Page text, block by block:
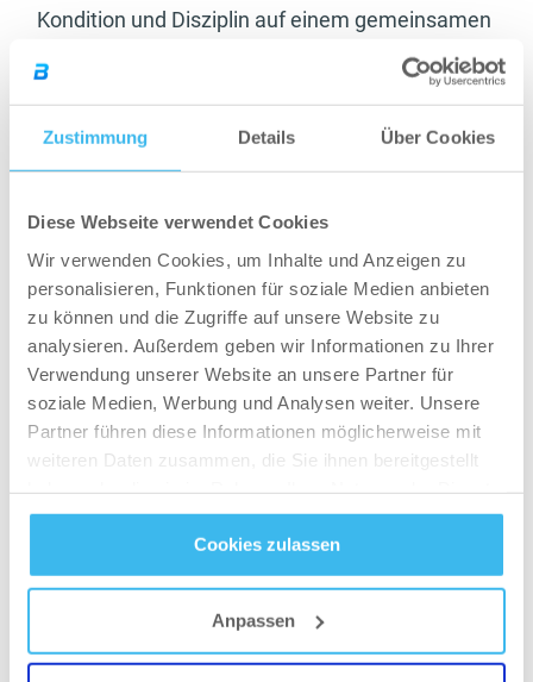
Zustimmung Details Über Cookies
Diese Webseite verwendet Cookies
Wir verwenden Cookies, um Inhalte und Anzeigen zu
personalisieren, Funktionen für soziale Medien anbieten
zu können und die Zugriffe auf unsere Website zu
analysieren. Außerdem geben wir Informationen zu Ihrer
Verwendung unserer Website an unsere Partner für
soziale Medien, Werbung und Analysen weiter. Unsere
Partner führen diese Informationen möglicherweise mit
weiteren Daten zusammen, die Sie ihnen bereitgestellt
gesammelt haben.
Datenschutz- undCookie-Richtlinien
Cookies zulassen
Anpassen
Kondition und Disziplin auf einem gemeinsamen
2. Richtig Aufwärmen
Viele Sportler müssen immer wieder
Hauptgrund dafür ist falsches Aufwärmen.
In der Regel raten Experten zu dynamischen
Aufwärmen. Damit ist gemeint, dass man sich
beim Dehnen bewegt, anstatt das Ganze
statisch zu versuchen.
eigene Training zu etablieren. Dabei sollte man
die Übungen an die individuelle Sportart
anpassen.
3. Richtige Ausführung